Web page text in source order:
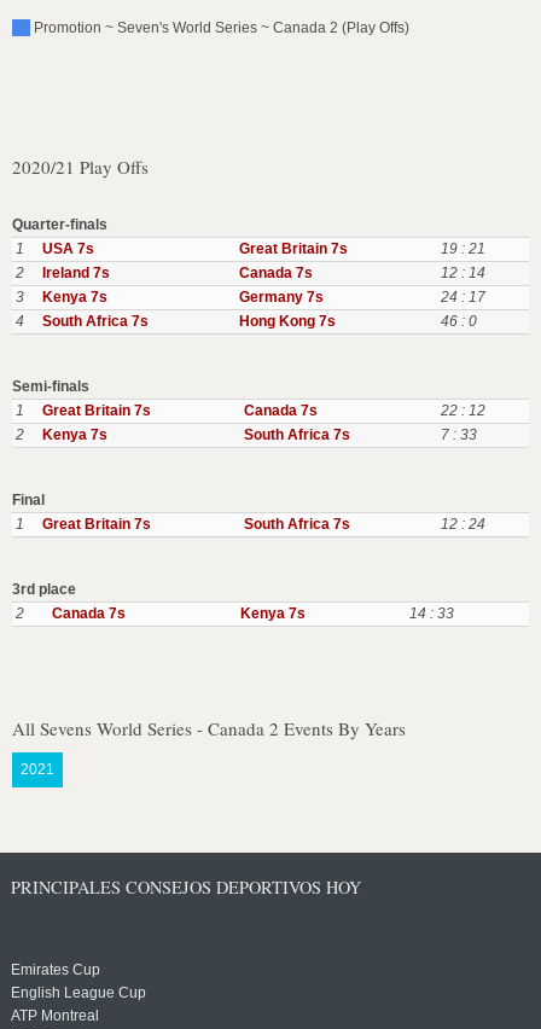
Promotion ~ Seven's World Series ~ Canada 2 (Play Offs)
2020/21 Play Offs
Quarter-finals
1
USA 7s Great Britain 7s
19 : 21
2
Ireland 7s Canada 7s
12 : 14
3
Kenya 7s Germany 7s
24 : 17
4
South Africa 7s Hong Kong 7s 46 : 0
Semi-finals
1
Great Britain 7s Canada 7s
22 : 12
2
Kenya 7s South Africa 7s 7 : 33
Final
1
Great Britain 7s South Africa 7s 12 : 24
3rd place
2
Canada 7s Kenya 7s 14 : 33
All Sevens World Series - Canada 2 Events By Years
2021
PRINCIPALES CONSEJOS DEPORTIVOS HOY
Emirates Cup
English League Cup
ATP Montreal